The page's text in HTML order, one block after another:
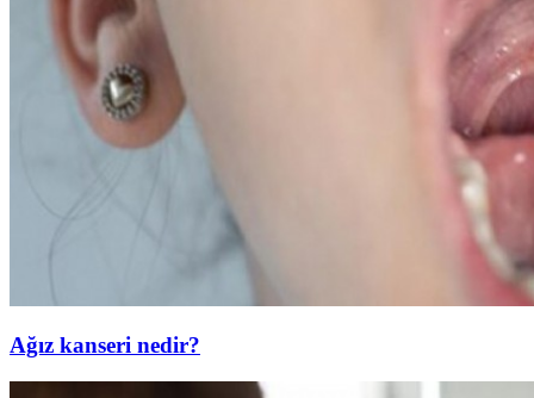
Ağız kanseri nedir?